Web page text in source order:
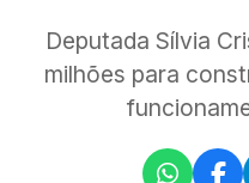
Deputada Sílvia
milhões para